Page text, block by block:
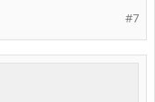
#7